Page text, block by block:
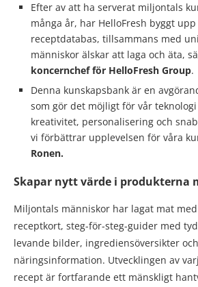
Efter av att ha serverat miljontals
många år, har HelloFresh byggt
receptdatabas, tillsammans med
människor älskar att laga och äta,
koncernchef för HelloFresh Group.
Denna kunskapsbank är en
som gör det möjligt för vår
kreativitet, personalisering och
vi förbättrar upplevelsen för våra
Ronen.
Skapar nytt värde i produkterna
Miljontals människor har lagat mat
receptkort, steg-för-steg-guider med
levande bilder, ingrediensöversikter och
näringsinformation. Utvecklingen av
recept är fortfarande ett mänskligt